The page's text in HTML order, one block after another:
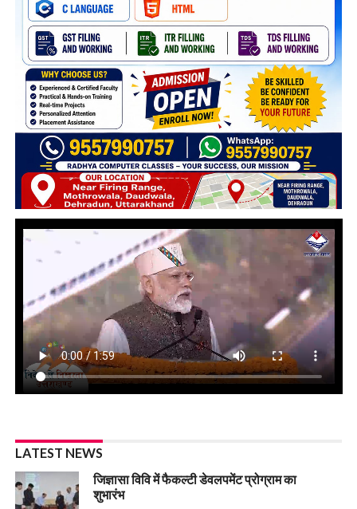
LATEST NEWS
जिज्ञासा विवि में फैकल्टी डेवलपमेंट प्रोग्राम का
शुभारंभ